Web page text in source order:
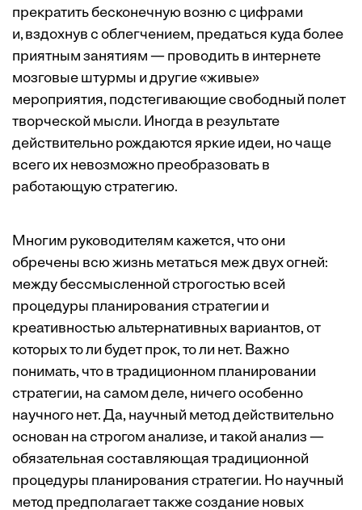
прекратить бесконечную возню с цифрами
и, вздохнув с облегчением, предаться куда более
приятным занятиям — проводить в интернете
мозговые штурмы и другие «живые»
мероприятия, подстегивающие свободный полет
творческой мысли. Иногда в результате
действительно рождаются яркие идеи, но чаще
всего их невозможно преобразовать в
работающую стратегию.
Многим руководителям кажется, что они
обречены всю жизнь метаться меж двух огней:
между бессмысленной строгостью всей
процедуры планирования стратегии и
креативностью альтернативных вариантов, от
которых то ли будет прок, то ли нет. Важно
понимать, что в традиционном планировании
стратегии, на самом деле, ничего особенно
научного нет. Да, научный метод дейст­вительно
основан на строгом анализе, и такой анализ —
обязательная составляющая традиционной
процедуры планирования стратегии. Но научный
метод предполагает также создание новых